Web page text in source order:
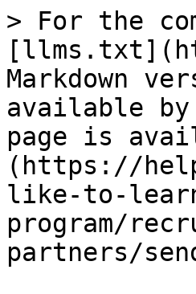
> For the
Markdown
available by
page is
(https://
like-to-
program/
partners/